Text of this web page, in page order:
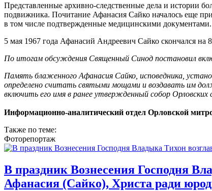
Представленные архивно-следственные дела и истории
подвижника. Почитание Афанасия Сайко началось еще
в том числе подтвержденные медицинскими документами.
5 мая 1967 года Афанасий Андреевич Сайко скончался
По итогам обсуждения Священный Синод постановил
Память блаженного Афанасия Сайко, исповедника,
определено считать святыми мощами и воздавать им
включить его имя в ранее утвержденный собор Орловских
Информационно-аналитический отдел Орловской
Также по теме:
Фоторепортаж
В праздник Вознесения Господня
Афанасия (Сайко), Христа ради